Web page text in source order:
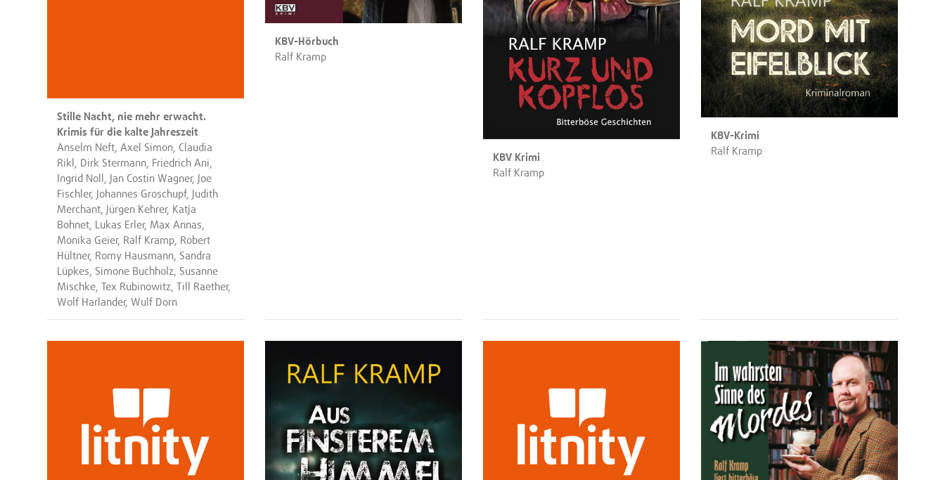
Stille Nacht, nie mehr erwacht.
Krimis für die kalte Jahreszeit
Anselm Neft, Axel Simon, Claudia
Rikl, Dirk Stermann, Friedrich Ani,
Ingrid Noll, Jan Costin Wagner, Joe
Fischler, Johannes Groschupf, Judith
Merchant, Jürgen Kehrer, Katja
Bohnet, Lukas Erler, Max Annas,
Monika Geier, Ralf Kramp, Robert
Hültner, Romy Hausmann, Sandra
Lüpkes, Simone Buchholz, Susanne
Mischke, Tex Rubinowitz, Till Raether,
Wolf Harlander, Wulf Dorn
KBV-Hörbuch
Ralf Kramp
KBV Krimi
Ralf Kramp
KBV-Krimi
Ralf Kramp